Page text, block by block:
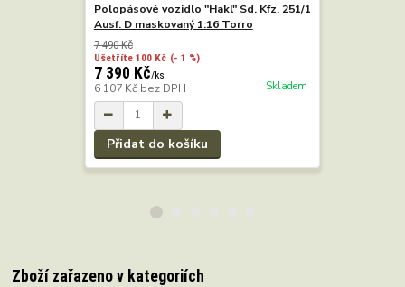
Polopásové vozidlo "Hakl" Sd. Kfz. 251/1
Ausf. D maskovaný 1:16 Torro
7 490 Kč
Ušetříte 100 Kč (- 1 %)
7 390 Kč/ks
6 107 Kč bez DPH Skladem
Přidat do košíku
Zboží zařazeno v kategoriích